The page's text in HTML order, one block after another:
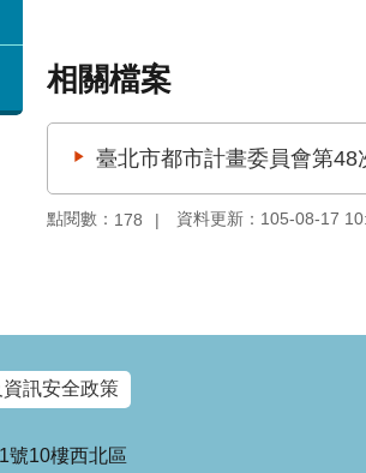
相關檔案
臺北市都市計畫委員會第
點閱數： 178 資料更新：105-08-17
資訊安全政策
號10樓西北區